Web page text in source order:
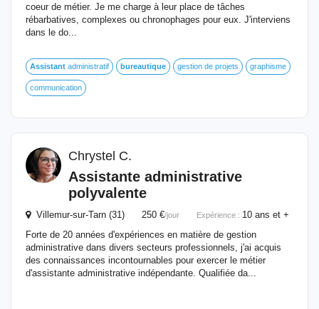
coeur de métier. Je me charge à leur place de tâches
rébarbatives, complexes ou chronophages pour eux. J'interviens
dans le do...
Assistant administratif bureautique gestion de projets graphisme
communication
Chrystel C.
Assistante administrative
polyvalente
Villemur-sur-Tarn (31) 250 €/jour Expérience : 10 ans et +
Forte de 20 années d'expériences en matière de gestion
administrative dans divers secteurs professionnels, j'ai acquis
des connaissances incontournables pour exercer le métier
d'assistante administrative indépendante. Qualifiée da...